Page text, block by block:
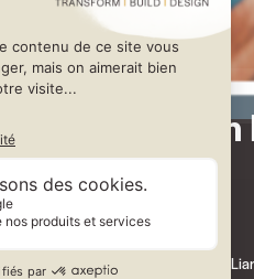
Bouton
273 chemin chez